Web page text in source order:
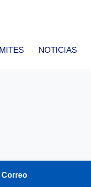
NOTICIAS
Correo